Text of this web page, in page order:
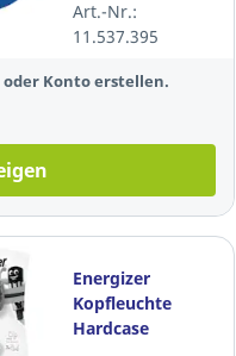
Durchmesser
200mm,
blau/weiß
Art.-Nr.:
11.537.395
oder Konto erstellen.
Energizer
Kopfleuchte
Hardcase